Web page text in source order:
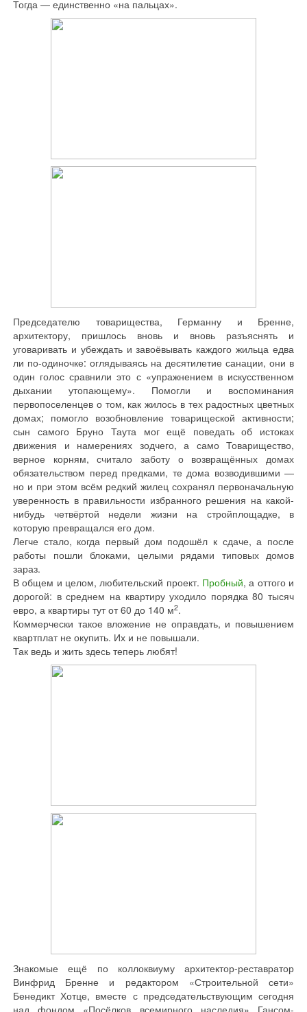
Тогда — единственно «на пальцах».
Председателю товарищества, Германну и Бренне,
архитектору, пришлось вновь и вновь разъяснять и
уговаривать и убеждать и завоёвывать каждого жильца едва
ли по-одиночке: оглядываясь на десятилетие санации, они в
один голос сравнили это с «упражнением в искусственном
дыхании утопающему». Помогли и воспоминания
первопоселенцев о том, как жилось в тех радостных цветных
домах; помогло возобновление товарищеской активности;
сын самого Бруно Таута мог ещё поведать об истоках
движения и намерениях зодчего, а само Товарищество,
верное корням, считало заботу о возвращённых домах
обязательством перед предками, те дома возводившими —
но и при этом всём редкий жилец сохранял первоначальную
уверенность в правильности избранного решения на какой-
нибудь четвёртой недели жизни на стройплощадке, в
которую превращался его дом.
Легче стало, когда первый дом подошёл к сдаче, а после
работы пошли блоками, целыми рядами типовых домов
зараз.
В общем и целом, любительский проект. Пробный, а оттого и
дорогой: в среднем на квартиру уходило порядка 80 тысяч
евро, а квартиры тут от 60 до 140 м2.
Коммерчески такое вложение не оправдать, и повышением
квартплат не окупить. Их и не повышали.
Так ведь и жить здесь теперь любят!
Знакомые ещё по коллоквиуму архитектор-реставратор
Винфрид Бренне и редактором «Строительной сети»
Бенедикт Хотце, вместе с председательствующим сегодня
над фондом «Посёлков всемирного наследия» Гансом-